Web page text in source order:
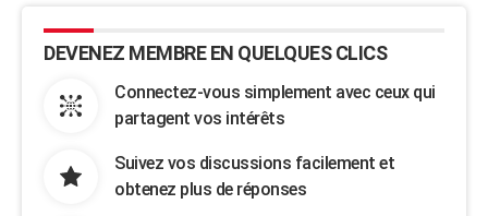
DEVENEZ MEMBRE EN QUELQUES CLICS
Connectez-vous simplement avec ceux qui
partagent vos intérêts
Suivez vos discussions facilement et
obtenez plus de réponses